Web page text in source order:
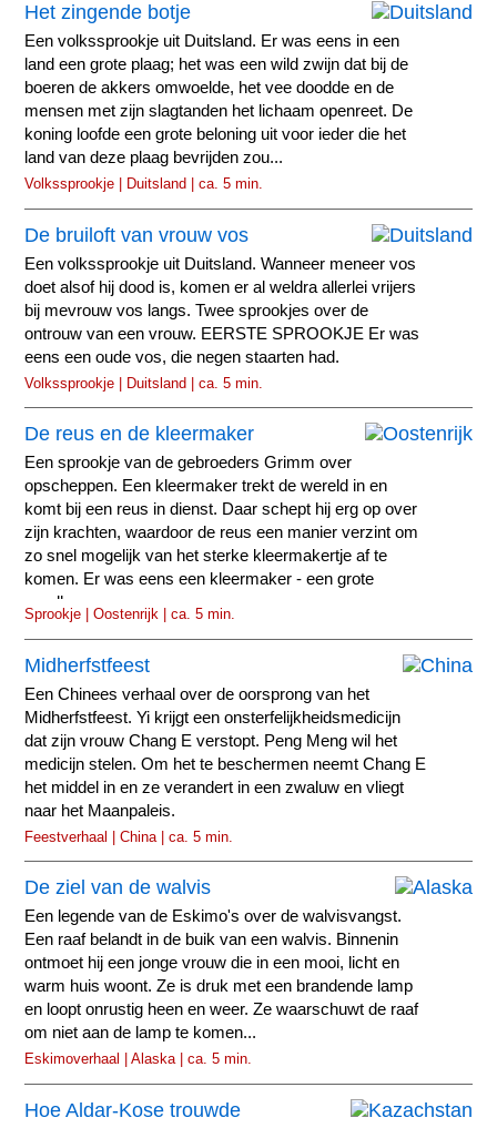
Het zingende botje
Een volkssprookje uit Duitsland. Er was eens in een
land een grote plaag; het was een wild zwijn dat bij de
boeren de akkers omwoelde, het vee doodde en de
mensen met zijn slagtanden het lichaam openreet. De
koning loofde een grote beloning uit voor ieder die het
land van deze plaag bevrijden zou...
Volkssprookje | Duitsland | ca. 5 min.
De bruiloft van vrouw vos
Een volkssprookje uit Duitsland. Wanneer meneer vos
doet alsof hij dood is, komen er al weldra allerlei vrijers
bij mevrouw vos langs. Twee sprookjes over de
ontrouw van een vrouw. EERSTE SPROOKJE Er was
eens een oude vos, die negen staarten had.
Volkssprookje | Duitsland | ca. 5 min.
De reus en de kleermaker
Een sprookje van de gebroeders Grimm over
opscheppen. Een kleermaker trekt de wereld in en
komt bij een reus in dienst. Daar schept hij erg op over
zijn krachten, waardoor de reus een manier verzint om
zo snel mogelijk van het sterke kleermakertje af te
komen. Er was eens een kleermaker - een grote
praalhans...
Sprookje | Oostenrijk | ca. 5 min.
Midherfstfeest
Een Chinees verhaal over de oorsprong van het
Midherfstfeest. Yi krijgt een onsterfelijkheidsmedicijn
dat zijn vrouw Chang E verstopt. Peng Meng wil het
medicijn stelen. Om het te beschermen neemt Chang E
het middel in en ze verandert in een zwaluw en vliegt
naar het Maanpaleis.
Feestverhaal | China | ca. 5 min.
De ziel van de walvis
Een legende van de Eskimo's over de walvisvangst.
Een raaf belandt in de buik van een walvis. Binnenin
ontmoet hij een jonge vrouw die in een mooi, licht en
warm huis woont. Ze is druk met een brandende lamp
en loopt onrustig heen en weer. Ze waarschuwt de raaf
om niet aan de lamp te komen...
Eskimoverhaal | Alaska | ca. 5 min.
Hoe Aldar-Kose trouwde